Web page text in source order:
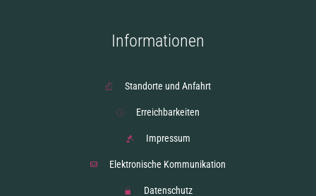
Informationen
Standorte und Anfahrt
Erreichbarkeiten
Impressum
Elektronische Kommunikation
Datenschutz